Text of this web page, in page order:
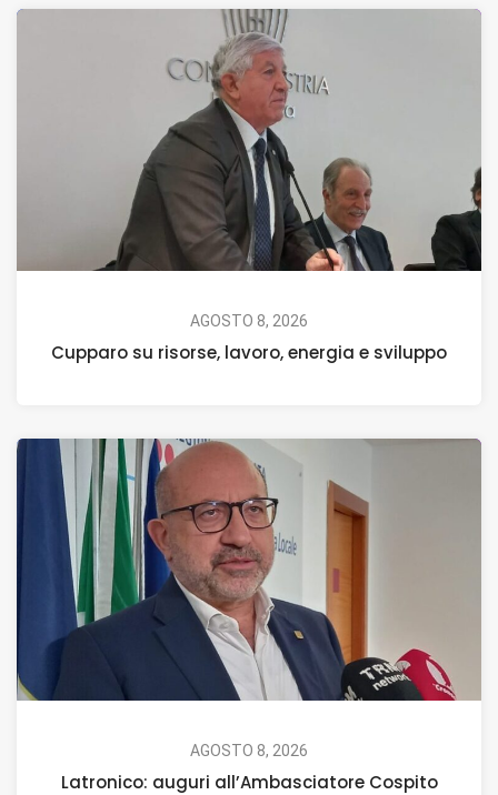
AGOSTO 8, 2026
Cupparo su risorse, lavoro, energia e sviluppo
AGOSTO 8, 2026
Latronico: auguri all’Ambasciatore Cospito